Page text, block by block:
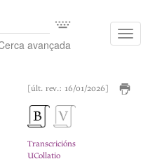
avançada
[últ. rev.: 16/01/2026]
Transcricións
UCollatio